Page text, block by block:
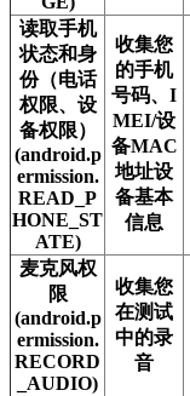
读取手机
状态和身
份（电话
权限、设
备权限）
(android.p
ermission.
READ_P
HONE_ST
ATE)
收集您
的手机
号码、I
MEI/设
备MAC
地址设
备基本
信息
麦克风权
限
(android.p
ermission.
RECORD
_AUDIO)
收集您
在测试
中的录
音